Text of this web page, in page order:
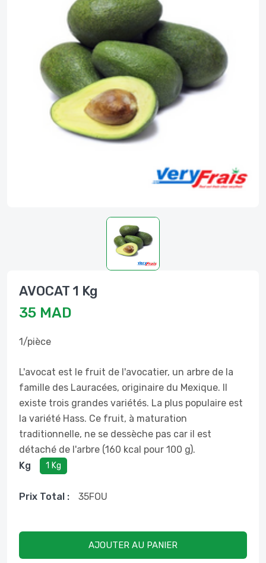
AVOCAT 1 Kg
35 MAD
1/pièce
L'avocat est le fruit de l'avocatier, un arbre de la
famille des Lauracées, originaire du Mexique. Il
existe trois grandes variétés. La plus populaire est
la variété Hass. Ce fruit, à maturation
traditionnelle, ne se dessèche pas car il est
détaché de l'arbre (160 kcal pour 100 g).
Kg
1 Kg
Prix ​​total : 35FOU
AJOUTER AU PANIER